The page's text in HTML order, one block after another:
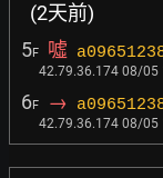
(2天前)
5F 噓
42.79.36.174 08/05
6F →
42.79.36.174 08/05